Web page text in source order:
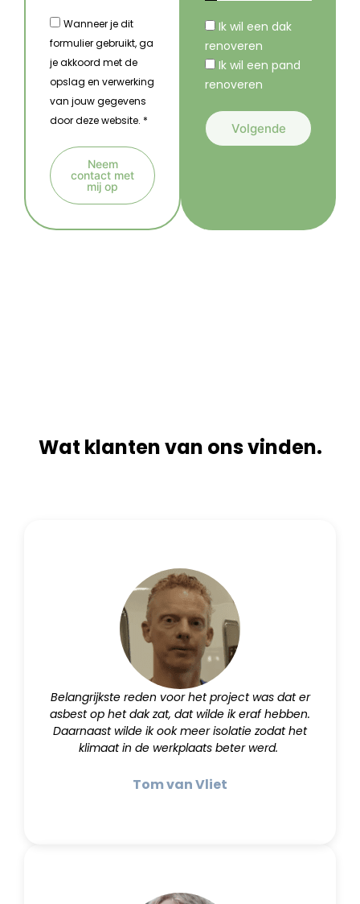
Wanneer je dit
formulier gebruikt, ga
je akkoord met de
opslag en verwerking
van jouw gegevens
door deze website. *
Neem
contact met
mij op
l
Ik wil een dak
renoveren
Ik wil een pand
renoveren
Volgende
r
Wat klanten van ons vinden.
Belangrijkste reden voor het project was dat er
asbest op het dak zat, dat wilde ik eraf hebben.
Daarnaast wilde ik ook meer isolatie zodat het
klimaat in de werkplaats beter werd.
Tom van Vliet